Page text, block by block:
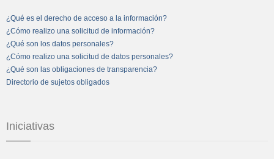
¿Qué es el derecho de acceso a la información?
¿Cómo realizo una solicitud de información?
¿Qué son los datos personales?
¿Cómo realizo una solicitud de datos personales?
¿Qué son las obligaciones de transparencia?
Directorio de sujetos obligados
Iniciativas